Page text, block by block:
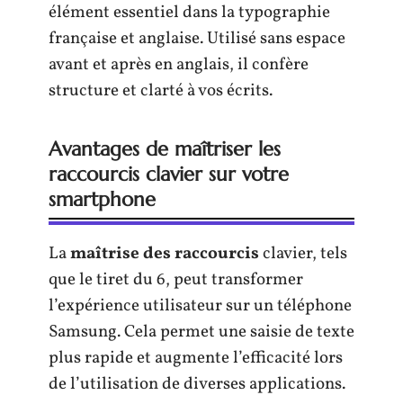
élément essentiel dans la typographie
française et anglaise. Utilisé sans espace
avant et après en anglais, il confère
structure et clarté à vos écrits.
Avantages de maîtriser les
raccourcis clavier sur votre
smartphone
Lamaîtrise des raccourcisclavier, tels
que le tiret du 6, peut transformer
l’expérience utilisateur sur un téléphone
Samsung. Cela permet une saisie de texte
plus rapide et augmente l’efficacité lors
de l’utilisation de diverses applications.